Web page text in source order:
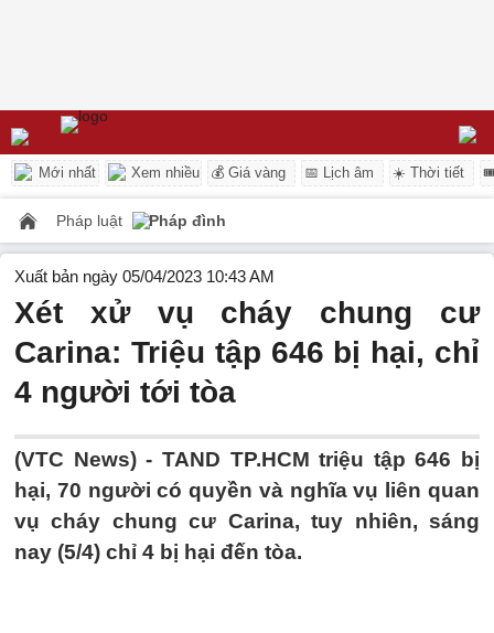
Mới nhất Xem nhiều 💰 Giá vàng 📅 Lịch âm ☀️ Thời tiết
Pháp luật Pháp đình
Xuất bản ngày 05/04/2023 10:43 AM
Xét xử vụ cháy chung cư
Carina: Triệu tập 646 bị hại, chỉ
4 người tới tòa
(VTC News) - TAND TP.HCM triệu tập 646 bị
hại, 70 người có quyền và nghĩa vụ liên quan
vụ cháy chung cư Carina, tuy nhiên, sáng
nay (5/4) chỉ 4 bị hại đến tòa.